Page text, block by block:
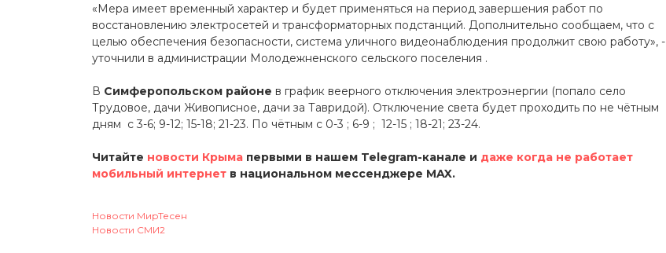
«Мера имеет временный характер и будет применяться на период завершения работ по
восстановлению электросетей и трансформаторных подстанций. Дополнительно сообщаем, что с
целью обеспечения безопасности, система уличного видеонаблюдения продолжит свою работу», -
уточнили в администрации Молодежненского сельского поселения .
В Симферопольском районе в график веерного отключения электроэнергии (попало село
Трудовое, дачи Живописное, дачи за Тавридой). Отключение света будет проходить по не чётным
дням с 3-6; 9-12; 15-18; 21-23. По чётным с 0-3 ; 6-9 ; 12-15 ; 18-21; 23-24.
Читайте новости Крыма первыми в нашем Telegram-канале и даже когда не работает
мобильный интернет в национальном мессенджере MAX.
Новости МирТесен
Новости СМИ2